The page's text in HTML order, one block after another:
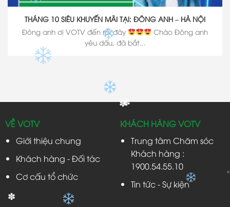
THÁNG 10 SIÊU KHUYẾN MÃI TẠI: ĐÔNG ANH – HÀ NỘI
Đông anh ơi VOTV đến rồi đây
Chào Đông anh
yêu dấu, đã bắt...
VỀ VOTV
Giới thiệu chung
Khách hàng - Đối tác
Cơ cấu tổ chức
KHÁCH HÀNG VOTV
Trung tâm Chăm sóc
Khách hàng :
1900.54.55.10
Tin tức - Sự kiện
✽